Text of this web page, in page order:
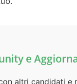
e
altri candidati e